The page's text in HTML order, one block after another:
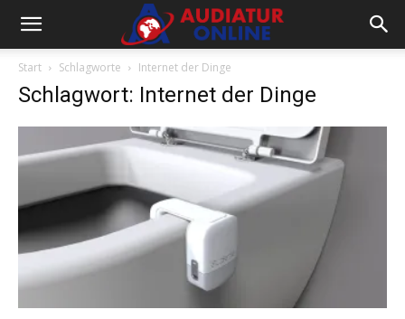
Start Schlagworte Internet der Dinge
Schlagwort: Internet der Dinge